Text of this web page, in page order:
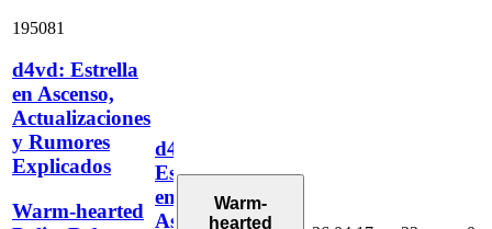
195081
d4vd: Estrella
en Ascenso,
Actualizaciones
y Rumores
Explicados
Warm-hearted
d4vd:
Estrella
en
Ascenso,
Warm-
hearted